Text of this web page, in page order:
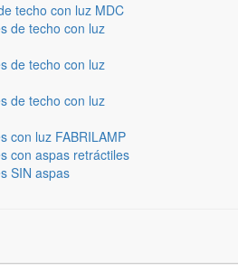
techo con luz MDC
de techo con luz
de techo con luz
de techo con luz
con luz FABRILAMP
con aspas retráctiles
SIN aspas